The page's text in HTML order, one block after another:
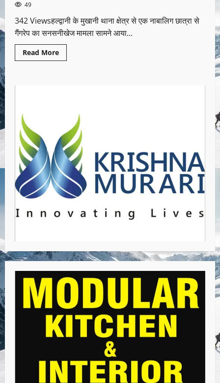
49
342 Viewsहल्द्वानी के मुखानी थाना क्षेत्र से एक नाबालिग छात्रा से
गैंगरेप का सनसनीखेज मामला सामने आया...
Read More